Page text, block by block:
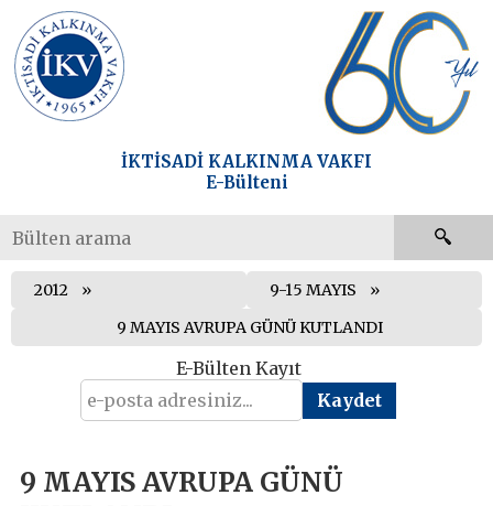
İKTİSADİ KALKINMA VAKFI
E-Bülteni
2012
9-15 MAYIS
9 MAYIS AVRUPA GÜNÜ KUTLANDI
E-Bülten Kayıt
9 MAYIS AVRUPA GÜNÜ